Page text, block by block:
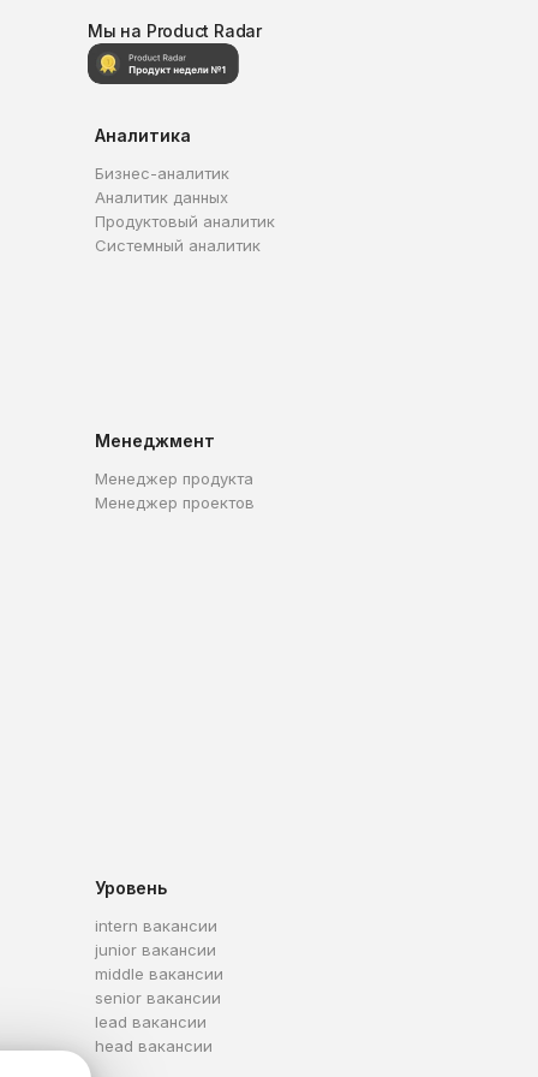
Мы на Product Radar
Аналитика
Бизнес-аналитик
Аналитик данных
Продуктовый аналитик
Системный аналитик
Менеджмент
Менеджер продукта
Менеджер проектов
Уровень
intern вакансии
junior вакансии
middle вакансии
senior вакансии
lead вакансии
head вакансии